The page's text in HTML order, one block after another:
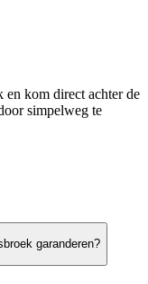
en kom direct achter de
simpelweg te
garanderen?